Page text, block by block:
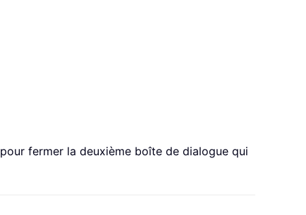
pour fermer la deuxième boîte de dialogue qui